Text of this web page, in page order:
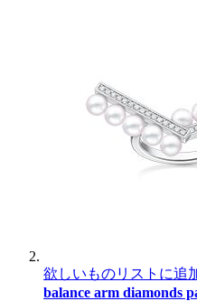
欲しいものリストに追
balance arm diamonds